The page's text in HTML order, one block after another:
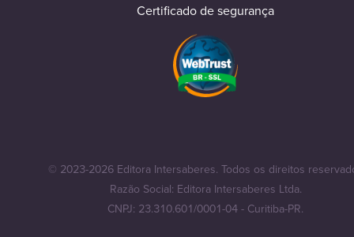
Certificado de segurança
© 2023-2026 Editora Intersaberes. Todos os direitos
Razão Social: Editora Intersaberes Ltda.
CNPJ: 23.310.601/0001-04 - Curitiba-PR.